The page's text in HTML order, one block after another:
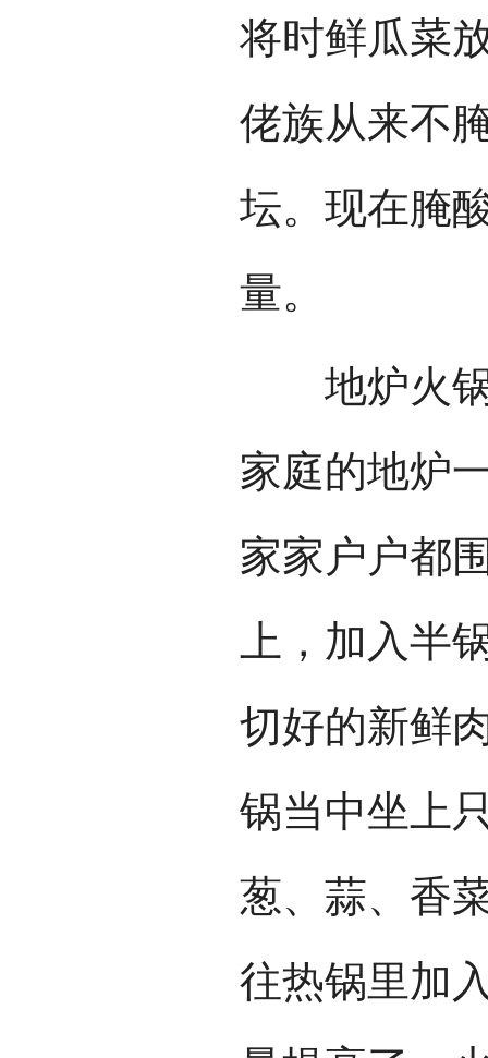
将时鲜瓜菜
佬族从来不
坛。现在腌
量。
地炉火锅
家庭的地炉
家家户户都
上，加入半
切好的新鲜
锅当中坐上
葱、蒜、香
往热锅里加